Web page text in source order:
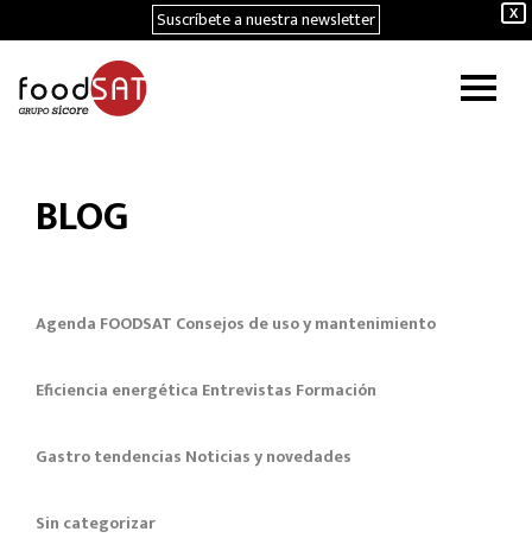
X
Suscríbete a nuestra newsletter
BLOG
Agenda FOODSAT Consejos de uso y mantenimiento
Eficiencia energética Entrevistas Formación
Gastro tendencias Noticias y novedades
Sin categorizar